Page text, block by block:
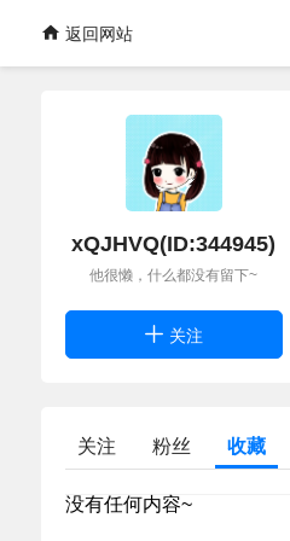
返回网站
xQJHVQ(ID:344945)
他很懒，什么都没有留下~
关注
关注 粉丝 收藏
没有任何内容~